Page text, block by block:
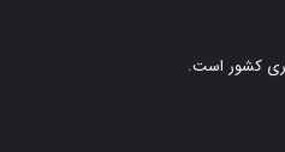
کشور است.